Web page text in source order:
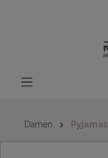
Damen Pyjamas